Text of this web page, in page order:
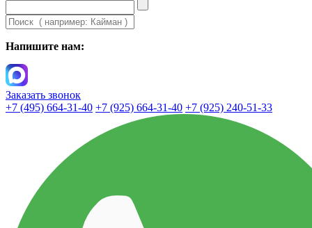
Напишите нам:
Заказать звонок
+7 (495) 664-31-40 +7 (925) 664-31-40 +7 (925) 240-51-33